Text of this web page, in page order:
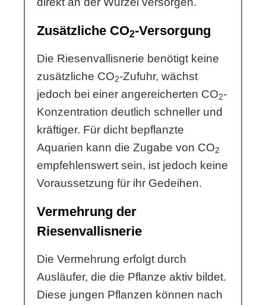
Zusätzliche CO2-Versorgung
Die Riesenvallisnerie benötigt keine
zusätzliche CO2-Zufuhr, wächst
jedoch bei einer angereicherten CO2-
Konzentration deutlich schneller und
kräftiger. Für dicht bepflanzte
Aquarien kann die Zugabe von CO2
empfehlenswert sein, ist jedoch keine
Voraussetzung für ihr Gedeihen.
Vermehrung der
Riesenvallisnerie
Die Vermehrung erfolgt durch
Ausläufer, die die Pflanze aktiv bildet.
Diese jungen Pflanzen können nach